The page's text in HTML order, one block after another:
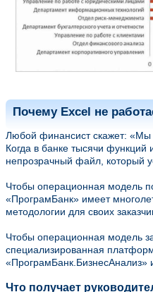
Почему Excel не
Любой финансист скажет: «Мы
Когда в банке тысячи функций
непрозрачный файл, который
Чтобы операционная модель
«ПрограмБанк» имеет
методологии для своих
Чтобы операционная модель
специализированная
Что получает